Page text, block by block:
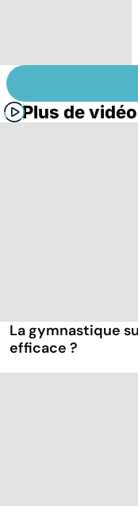
Plus de
La gymnastique
efficace ?